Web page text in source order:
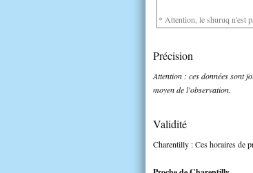
* Attention, le shuruq n'est
Précision
Attention : ces données sont
moyen de l'observation.
Validité
Charentilly : Ces horaires de